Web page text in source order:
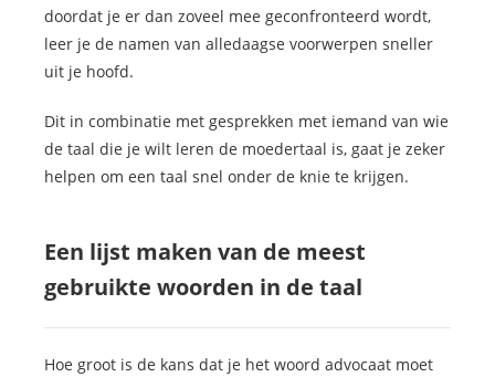
doordat je er dan zoveel mee geconfronteerd wordt,
leer je de namen van alledaagse voorwerpen sneller
uit je hoofd.
Dit in combinatie met gesprekken met iemand van wie
de taal die je wilt leren de moedertaal is, gaat je zeker
helpen om een taal snel onder de knie te krijgen.
Een lijst maken van de meest
gebruikte woorden in de taal
Hoe groot is de kans dat je het woord advocaat moet